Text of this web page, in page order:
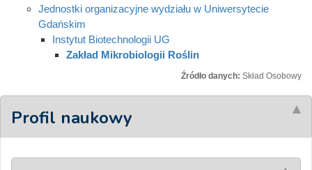
Jednostki organizacyjne wydziału w Uniwersytecie
Gdańskim
Instytut Biotechnologii UG
Zakład Mikrobiologii Roślin
Źródło danych: Skład Osobowy
Profil naukowy